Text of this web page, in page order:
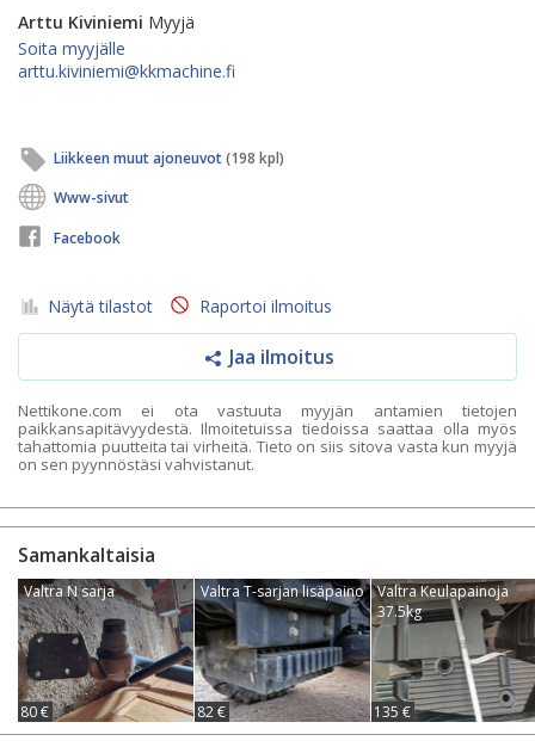
Arttu Kiviniemi Myyjä
Soita myyjälle
arttu.kiviniemi@kkmachine.fi
Liikkeen muut ajoneuvot(198 kpl)
Www-sivut
Facebook
Näytä tilastot Raportoi ilmoitus
Jaa ilmoitus
Nettikone.com ei ota vastuuta myyjän antamien tietojen
paikkansapitävyydestä. Ilmoitetuissa tiedoissa saattaa olla myös
tahattomia puutteita tai virheitä. Tieto on siis sitova vasta kun myyjä
on sen pyynnöstäsi vahvistanut.
Samankaltaisia
Valtra N sarja
80 €
Valtra T-sarjan lisäpaino
82 €
Valtra Keulapainoja
37.5kg
135 €